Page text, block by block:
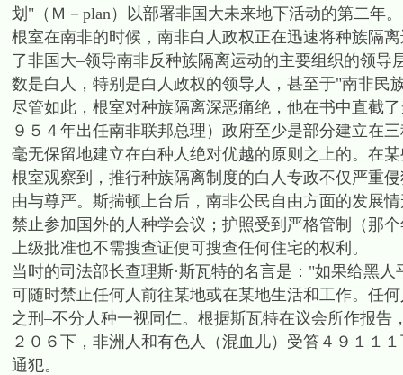
划"（Ｍ－plan）以部署非国大未来地下活动的第二年。
根室在南非的时候，南非白人政权正在迅速将种族隔
了非国大–领导南非反种族隔离运动的主要组织的领
数是白人，特别是白人政权的领导人，甚至于"南非民
尽管如此，根室对种族隔离深恶痛绝，他在书中直截
９５４年出任南非联邦总理）政府至少是部分建立在
毫无保留地建立在白种人绝对优越的原则之上的。在
根室观察到，推行种族隔离制度的白人专政不仅严重
由与尊严。斯揣顿上台后，南非公民自由方面的发展
禁止参加国外的人种学会议；护照受到严格管制（那
上级批准也不需搜查证便可搜查任何住宅的权利。
当时的司法部长查理斯·斯瓦特的名言是："如果给黑
可随时禁止任何人前往某地或在某地生活和工作。任
之刑–不分人种一视同仁。根据斯瓦特在议会所作报
２０６下，非洲人和有色人（混血儿）受笞４９１１
通犯。